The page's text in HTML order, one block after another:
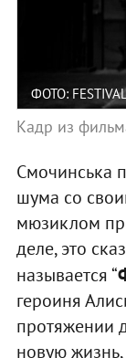
ФОТО:
Кадр из
Смочинська
шума со
мюзиклом
деле, это
называется “
героиня
протяжении
новую